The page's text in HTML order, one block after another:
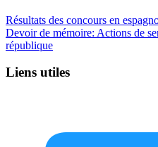
Résultats des concours en
Devoir de mémoire: Actions de
république
Liens utiles